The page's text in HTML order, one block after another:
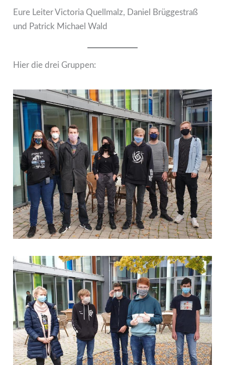
Eure Leiter Victoria Quellmalz, Daniel Brüggestraß
und Patrick Michael Wald
Hier die drei Gruppen: